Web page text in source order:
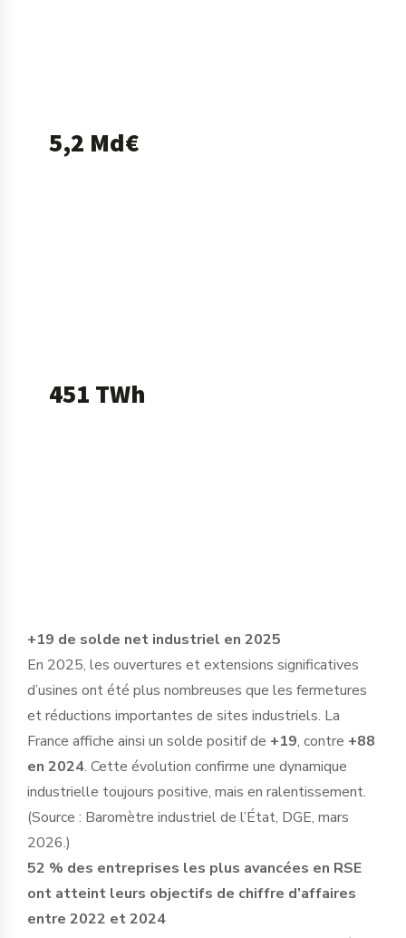
5,2 Md€
451 TWh
+19 de solde net industriel en 2025
En 2025, les ouvertures et extensions significatives
d’usines ont été plus nombreuses que les fermetures
et réductions importantes de sites industriels. La
France affiche ainsi un solde positif de +19, contre +88
en 2024. Cette évolution confirme une dynamique
industrielle toujours positive, mais en ralentissement.
(Source : Baromètre industriel de l’État, DGE, mars
2026.)
52 % des entreprises les plus avancées en RSE
ont atteint leurs objectifs de chiffre d’affaires
entre 2022 et 2024